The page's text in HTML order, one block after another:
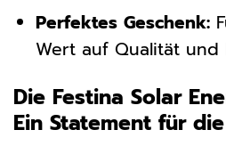
Perfektes Geschenk:
Wert auf Qualität und
Die Festina Solar
Ein Statement für